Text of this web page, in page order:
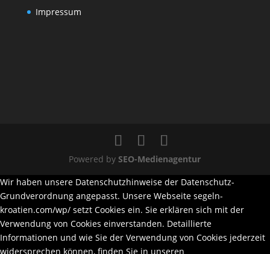
Impressum
Powered bySEO-Medienagentur
Wir haben unsere Datenschutzhinweise der Datenschutz-
Grundverordnung angepasst. Unsere Webseite segeln-
kroatien.com/wp/ setzt Cookies ein. Sie erklären sich mit der
Verwendung von Cookies einverstanden. Detaillierte
Informationen und wie Sie der Verwendung von Cookies jederzeit
widersprechen können, finden Sie in unseren